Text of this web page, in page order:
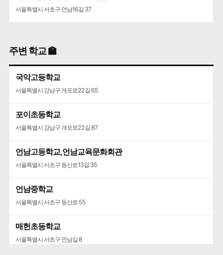
서울특별시 서초구 언남16길 37
주변 학교 🏫
국악고등학교
서울특별시 강남구 개포로22길 65
포이초등학교
서울특별시 강남구 개포로22길 87
언남고등학교,언남교육문화회관
서울특별시 서초구 동산로13길 35
언남중학교
서울특별시 서초구 동산로 55
매헌초등학교
서울특별시 서초구 언남길 8